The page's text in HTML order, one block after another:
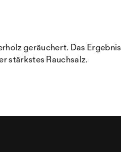
geräuchert. Das
stärkstes Rauchsalz.